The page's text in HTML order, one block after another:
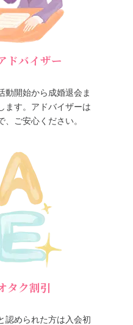
ドバイザー
動開始から成婚退会ま
ます。アドバイザーは
ご安心ください。
タク割引
認められた方は入会初